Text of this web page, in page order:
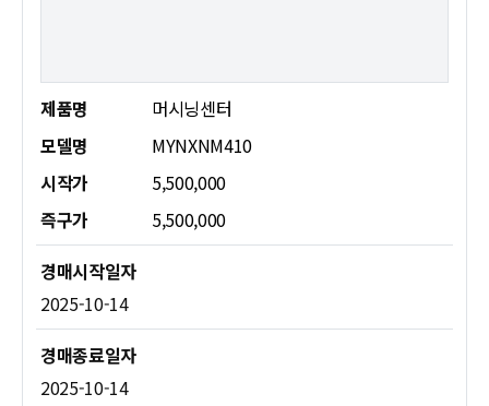
제품명
머시닝센터
모델명
MYNXNM410
시작가
5,500,000
즉구가
5,500,000
2025-10-14
2025-10-14